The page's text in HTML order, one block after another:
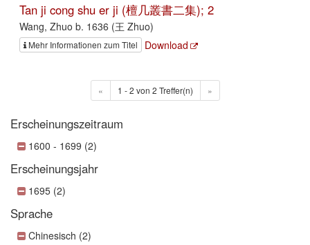
Tan ji cong shu er ji (檀几叢書二集); 2
Wang, Zhuo b. 1636 (王 Zhuo)
Mehr Informationen zum Titel Download
« 1 - 2 von 2 Treffer(n) »
Erscheinungszeitraum
1600 - 1699 (2)
Erscheinungsjahr
1695 (2)
Sprache
Chinesisch (2)